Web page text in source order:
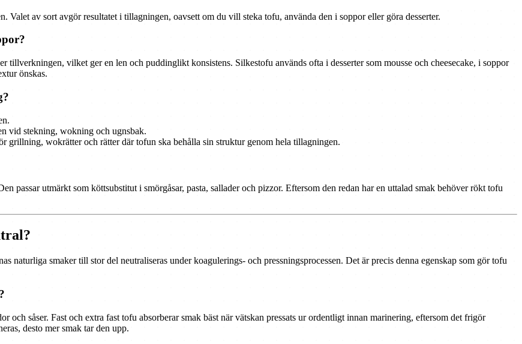
av sort avgör resultatet i tillagningen, oavsett om du vill steka tofu, använda den i soppor eller göra desserter.
tillverkningen, vilket ger en len och puddinglikt konsistens. Silkestofu används ofta i desserter som mousse och cheesecake, i soppor
önskas.
vid stekning, wokning och ugnsbak.
grillning, wokrätter och rätter där tofun ska behålla sin struktur genom hela tillagningen.
passar utmärkt som köttsubstitut i smörgåsar, pasta, sallader och pizzor. Eftersom den redan har en uttalad smak behöver rökt tofu
naturliga smaker till stor del neutraliseras under koagulerings- och pressningsprocessen. Det är precis denna egenskap som gör tofu
och såser. Fast och extra fast tofu absorberar smak bäst när vätskan pressats ur ordentligt innan marinering, eftersom det frigör
desto mer smak tar den upp.